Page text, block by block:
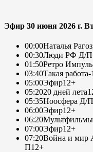
Эфир 30 июня 2026 г.
00:00Наталья
00:30Люди РФ Д/П
01:50Ретро
03:40Такая
05:00Эфир12+
05:2020 дней лета
05:35Ноосфера Д/П
06:00Эфир12+
06:20Мультфильмы
07:00Эфир12+
07:20Война и мир
П12+